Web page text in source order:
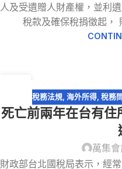
人及受遺贈人財產權，並利
稅款及確保稅捐徵起，
稅務法規, 海外所得, 稅務
死亡前兩年在台有住
萬集
財政部台北國稅局表示，經